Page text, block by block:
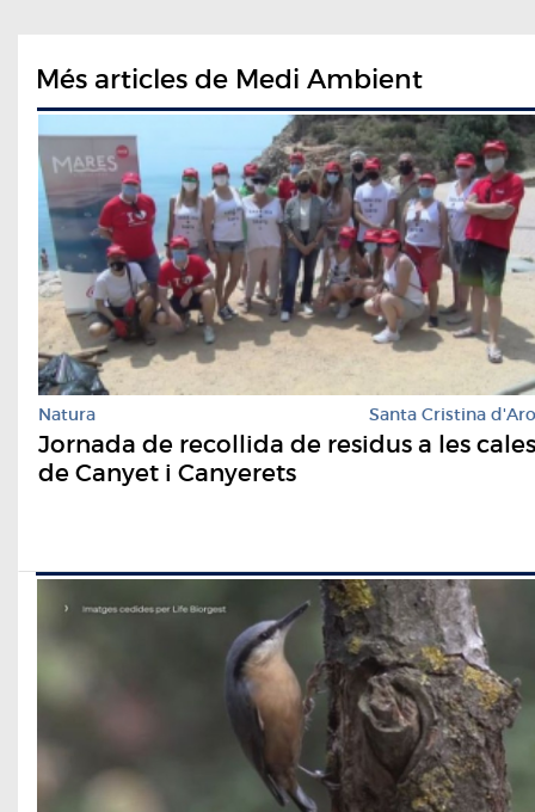
Més articles de Medi Ambient
Natura Santa Cristina d'Aro
Jornada de recollida de residus a les cales
de Canyet i Canyerets